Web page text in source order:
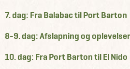
7. dag: Fra Balabac til Port Barton
8-9. dag: Afslapning og
10. dag: Fra Port Barton til El Nido